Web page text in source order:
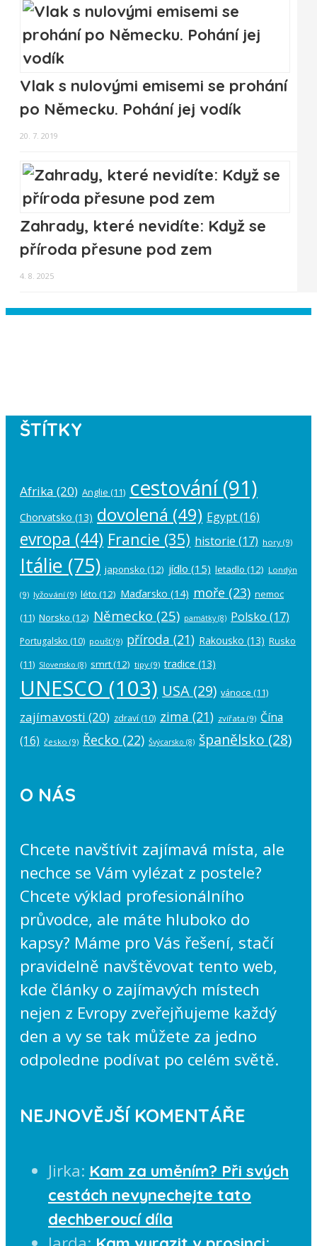
Vlak s nulovými emisemi se prohání
po Německu. Pohání jej vodík
20. 7. 2019
Zahrady, které nevidíte: Když se
příroda přesune pod zem
4. 8. 2025
ŠTÍTKY
Afrika (20) Anglie (11) cestování(91)
Chorvatsko (13) dovolená (49) Egypt(16)
evropa (44) Francie (35) historie (17) hory (9)
Itálie (75) japonsko (12) jídlo (15) letadlo (12) Londýn
(9) lyžování (9) léto (12) Maďarsko (14) moře (23) nemoc
(11) Norsko (12) Německo (25) památky(8) Polsko (17)
Portugalsko (10) poušť(9) příroda (21) Rakousko (13) Rusko
(11) Slovensko (8) smrt(12) tipy (9) tradice (13)
UNESCO (103) USA (29) vánoce (11)
zajímavosti (20) zdraví (10) zima (21) zvířata (9) Čína
(16) česko (9) Řecko (22) Švýcarsko (8) španělsko (28)
O NÁS
Chcete navštívit zajímavá místa, ale
nechce se Vám vylézat z postele?
Chcete výklad profesionálního
průvodce, ale máte hluboko do
kapsy? Máme pro Vás řešení, stačí
pravidelně navštěvovat tento web,
kde články o zajímavých místech
nejen z Evropy zveřejňujeme každý
den a vy se tak můžete za jedno
odpoledne podívat po celém světě.
NEJNOVĚJŠÍ KOMENTÁŘE
Jirka: Kam za uměním? Při svých
cestách nevynechejte tato
dechberoucí díla